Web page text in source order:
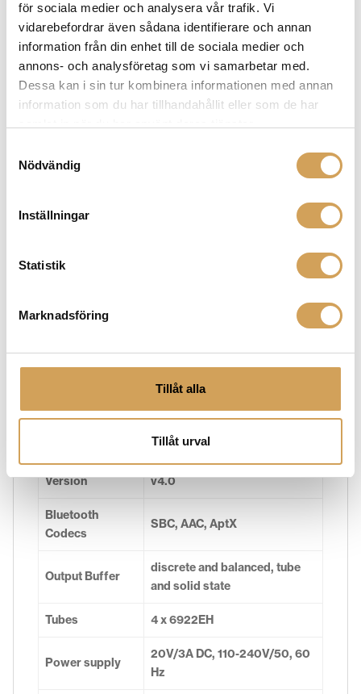
för sociala medier och analysera vår trafik. Vi
vidarebefordrar även sådana identifierare och annan
information från din enhet till de sociala medier och
annons- och analysföretag som vi samarbetar med.
Dessa kan i sin tur kombinera informationen med annan
information som du har tillhandahållit eller som de har
Nödvändig
Inställningar
Statistik
Marknadsföring
Tillåt alla
Tillåt urval
1x AES/EBU balanced 24/192
MQA Support
full MQA unfolding by
hardware
Line-level input 1 pair XLR
1 pair RCA
Input impedance
impedance
180 Ohm solid state, 220 Ohm
Analog outputs
output power
90 mW / 300 Ohm; 245 mW /
THD+N (20Hz –
< 0.006% solid state/0.017%
Masterclock
16,9344MHz for CD Box RS2
Bluetooth
Version
Fully embedded Bluetooth®
v4.0
Bluetooth
Codecs
SBC, AAC, AptX
Output Buffer
discrete and balanced, tube
and solid state
Tubes 4 x 6922EH
Power supply
20V/3A DC, 110-240V/50, 60
Hz